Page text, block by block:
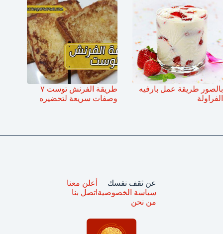
بالصور طريقة عمل بارفيه
الفراولة
طريقة الفرنش توست ٧
وصفات سريعة لتحضيره
عن ثقف نفسك
سياسة الخصوصية
من نحن
أعلن معنا
اتصل بنا